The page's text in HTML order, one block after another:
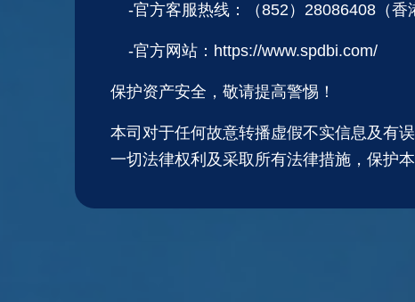
-官方客服热线：（852）28086408（香
-官方网站：https://www.spdbi.com/
保护资产安全，敬请提高警惕！
本司对于任何故意转播虚假不实信息及有
一切法律权利及采取所有法律措施，保护本